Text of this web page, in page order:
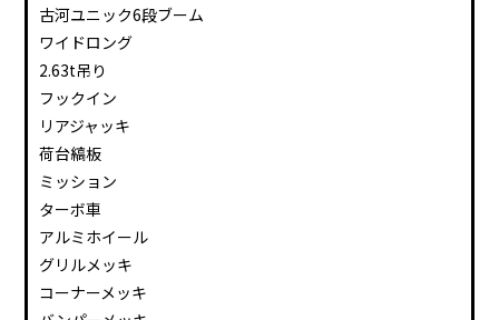
古河ユニック6段ブーム
ワイドロング
2.63t吊り
フックイン
リアジャッキ
荷台縞板
ミッション
ターボ車
アルミホイール
グリルメッキ
コーナーメッキ